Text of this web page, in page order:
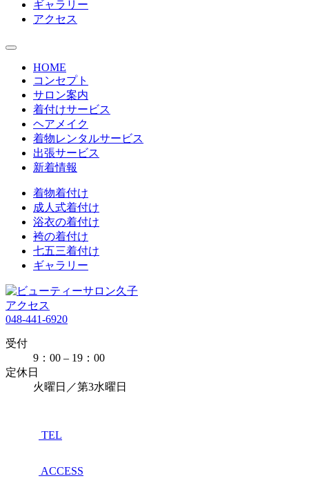
ギャラリー
アクセス
HOME
コンセプト
サロン案内
着付けサービス
ヘアメイク
着物レンタルサービス
出張サービス
新着情報
着物着付け
成人式着付け
浴衣の着付け
袴の着付け
七五三着付け
ギャラリー
アクセス
048-441-6920
受付
9：00 – 19：00
定休日
火曜日／第3水曜日
TEL
ACCESS